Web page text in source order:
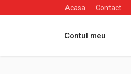
Acasa Contact
Contul meu